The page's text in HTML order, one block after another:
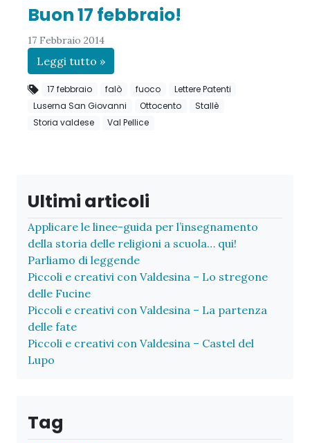
Buon 17 febbraio!
17 Febbraio 2014
Leggi tutto »
17 febbraio falò fuoco
Lettere Patenti
Luserna San Giovanni
Ottocento
Stallè
Storia valdese
Val Pellice
Ultimi articoli
Applicare le linee-guida per l’insegnamento
della storia delle religioni a scuola… qui!
Parliamo di leggende
Piccoli e creativi con Valdesina – Lo stregone
delle Fucine
Piccoli e creativi con Valdesina – La partenza
delle fate
Piccoli e creativi con Valdesina – Castel del
Lupo
Tag